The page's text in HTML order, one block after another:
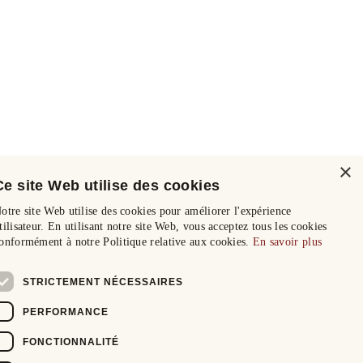
×
site Web utilise des cookies
site Web utilise des cookies pour améliorer l'expérience
En utilisant notre site Web, vous acceptez tous les cookies
à notre Politique relative aux cookies. En savoir plus
STRICTEMENT NÉCESSAIRES
PERFORMANCE
FONCTIONNALITÉ